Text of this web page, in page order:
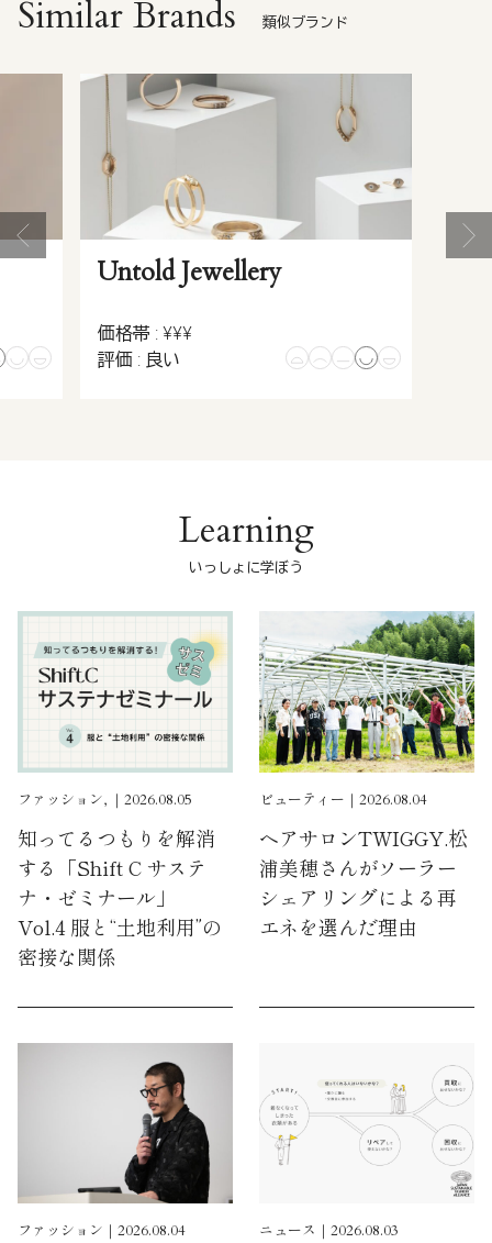
Similar Brands 類似ブランド
Untold Jewellery
価格帯 : ¥¥¥
評価 : 良い
Learning
いっしょに学ぼう
ファッション, ｜2026.08.05
知ってるつもりを解消
する「Shift C サステ
ナ・ゼミナール」
Vol.4 服と“土地利用”の
密接な関係
ビューティー｜2026.08.04
ヘアサロンTWIGGY.松
浦美穂さんがソーラー
シェアリングによる再
エネを選んだ理由
ファッション｜2026.08.04 ニュース｜2026.08.03